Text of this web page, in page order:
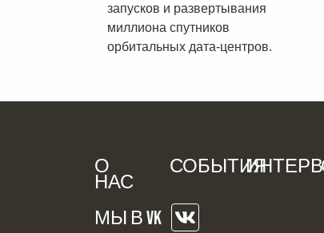
запусков и развертывания
миллиона спутников
орбитальных дата-центров.
О
НАС
СОБЫТИЯ
МЫ В VK